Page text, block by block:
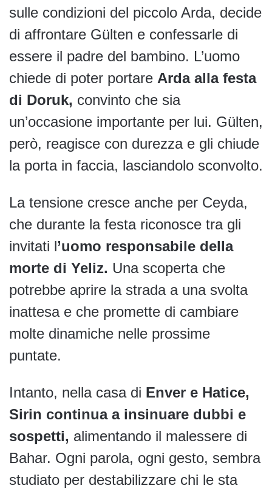
sulle condizioni del piccolo Arda, decide
di affrontare Gülten e confessarle di
essere il padre del bambino. L’uomo
chiede di poter portare Arda alla festa
di Doruk, convinto che sia
un’occasione importante per lui. Gülten,
però, reagisce con durezza e gli chiude
la porta in faccia, lasciandolo sconvolto.
La tensione cresce anche per Ceyda,
che durante la festa riconosce tra gli
invitati l’uomo responsabile della
morte di Yeliz. Una scoperta che
potrebbe aprire la strada a una svolta
inattesa e che promette di cambiare
molte dinamiche nelle prossime
puntate.
Intanto, nella casa di Enver e Hatice,
Sirin continua a insinuare dubbi e
sospetti, alimentando il malessere di
Bahar. Ogni parola, ogni gesto, sembra
studiato per destabilizzare chi le sta